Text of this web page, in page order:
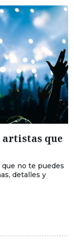
artistas que
no te puedes
detalles y